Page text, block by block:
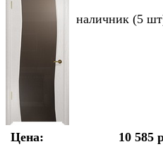
наличник (5
Цена: 10 585